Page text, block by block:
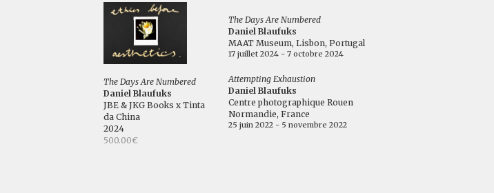
The Days Are Numbered
Daniel Blaufuks
JBE & JKG Books x Tinta
da China
2024
500.00€
The Days Are Numbered
Daniel Blaufuks
MAAT Museum, Lisbon, Portugal
17 juillet 2024 - 7 octobre 2024
Attempting Exhaustion
Daniel Blaufuks
Centre photographique Rouen
Normandie, France
25 juin 2022 - 5 novembre 2022